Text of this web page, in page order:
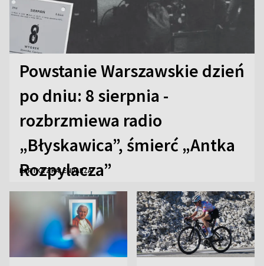
Powstanie Warszawskie dzień
po dniu: 8 sierpnia -
rozbrzmiewa radio
„Błyskawica”, śmierć „Antka
Rozpylacza”
KARTKA Z KALENDARZA